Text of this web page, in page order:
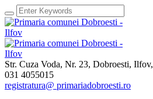
Str. Cuza Voda, Nr. 23, Dobroesti, Ilfov,
031 4055015
registratura@ primariadobroesti.ro